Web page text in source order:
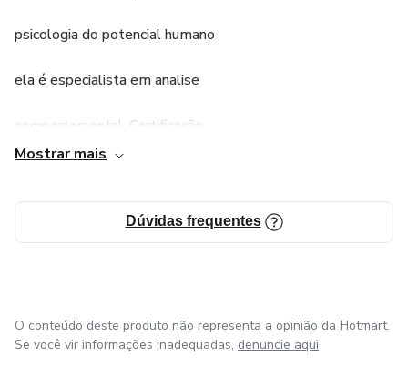
psicologia do potencial humano
ela é especialista em analise
comportamental. Certificação
Consciousness. Além de seu
casada e mãe de dois generais
Mostrar mais
Dúvidas frequentes
O conteúdo deste produto não representa a opinião da Hotmart.
Se você vir informações inadequadas, denuncie aqui